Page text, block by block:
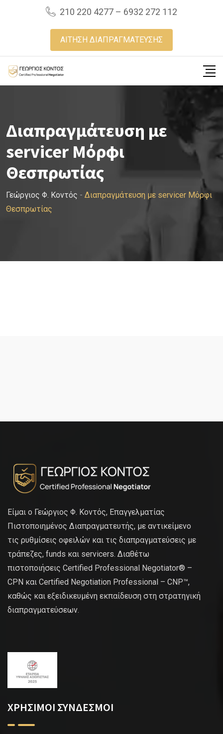
210 220 4277 – 6932 272 112
ΑΙΤΗΣΗ ΔΙΑΠΡΑΓΜΑΤΕΥΣΗΣ
Διαπραγμάτευση με
servicer Μόρφι
Θεσπρωτίας
Γεώργιος Φ. Κοντός - Διαπραγμάτευση με servicer Μόρφι
Θεσπρωτίας
Είμαι ο Γεώργιος Φ. Κοντός, Επαγγελματίας
Πιστοποιημένος Διαπραγματευτής, με αντικείμενο
τις ρυθμίσεις οφειλών και τις διαπραγματεύσεις με
τράπεζες, funds και servicers. Διαθέτω
πιστοποιήσεις Certified Professional Negotiator® –
CPN και Certified Negotiation Professional – CNP™,
καθώς και εξειδικευμένη εκπαίδευση στη στρατηγική
διαπραγματεύσεων.
ΧΡΗΣΙΜΟΙ ΣΥΝΔΕΣΜΟΙ